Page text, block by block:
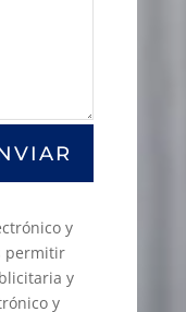
y
permitir
y
y